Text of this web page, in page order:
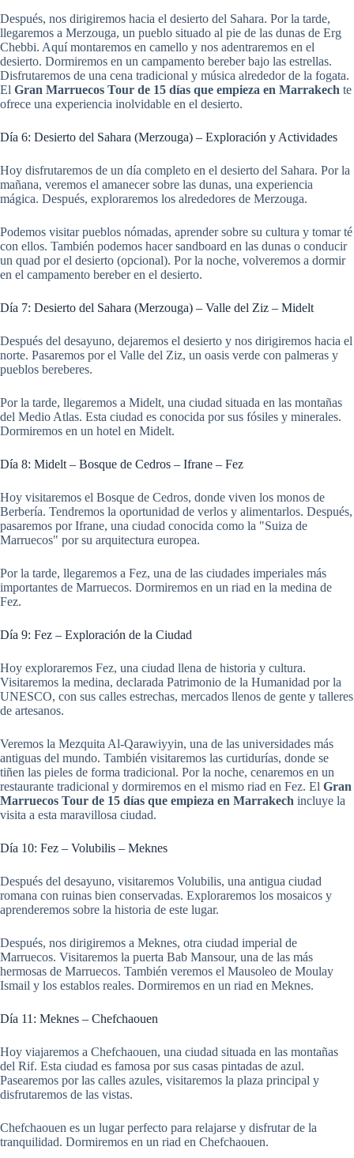
Después, nos dirigiremos hacia el desierto del Sahara. Por la tarde,
llegaremos a Merzouga, un pueblo situado al pie de las dunas de Erg
Chebbi. Aquí montaremos en camello y nos adentraremos en el
desierto. Dormiremos en un campamento bereber bajo las estrellas.
Disfrutaremos de una cena tradicional y música alrededor de la fogata.
El Gran Marruecos Tour de 15 días que empieza en Marrakech te
ofrece una experiencia inolvidable en el desierto.
Día 6: Desierto del Sahara (Merzouga) – Exploración y Actividades
Hoy disfrutaremos de un día completo en el desierto del Sahara. Por la
mañana, veremos el amanecer sobre las dunas, una experiencia
mágica. Después, exploraremos los alrededores de Merzouga.
Podemos visitar pueblos nómadas, aprender sobre su cultura y tomar té
con ellos. También podemos hacer sandboard en las dunas o conducir
un quad por el desierto (opcional). Por la noche, volveremos a dormir
en el campamento bereber en el desierto.
Día 7: Desierto del Sahara (Merzouga) – Valle del Ziz – Midelt
Después del desayuno, dejaremos el desierto y nos dirigiremos hacia el
norte. Pasaremos por el Valle del Ziz, un oasis verde con palmeras y
pueblos bereberes.
Por la tarde, llegaremos a Midelt, una ciudad situada en las montañas
del Medio Atlas. Esta ciudad es conocida por sus fósiles y minerales.
Dormiremos en un hotel en Midelt.
Día 8: Midelt – Bosque de Cedros – Ifrane – Fez
Hoy visitaremos el Bosque de Cedros, donde viven los monos de
Berbería. Tendremos la oportunidad de verlos y alimentarlos. Después,
pasaremos por Ifrane, una ciudad conocida como la "Suiza de
Marruecos" por su arquitectura europea.
Por la tarde, llegaremos a Fez, una de las ciudades imperiales más
importantes de Marruecos. Dormiremos en un riad en la medina de
Fez.
Día 9: Fez – Exploración de la Ciudad
Hoy exploraremos Fez, una ciudad llena de historia y cultura.
Visitaremos la medina, declarada Patrimonio de la Humanidad por la
UNESCO, con sus calles estrechas, mercados llenos de gente y talleres
de artesanos.
Veremos la Mezquita Al-Qarawiyyin, una de las universidades más
antiguas del mundo. También visitaremos las curtidurías, donde se
tiñen las pieles de forma tradicional. Por la noche, cenaremos en un
restaurante tradicional y dormiremos en el mismo riad en Fez. El Gran
Marruecos Tour de 15 días que empieza en Marrakech incluye la
visita a esta maravillosa ciudad.
Día 10: Fez – Volubilis – Meknes
Después del desayuno, visitaremos Volubilis, una antigua ciudad
romana con ruinas bien conservadas. Exploraremos los mosaicos y
aprenderemos sobre la historia de este lugar.
Después, nos dirigiremos a Meknes, otra ciudad imperial de
Marruecos. Visitaremos la puerta Bab Mansour, una de las más
hermosas de Marruecos. También veremos el Mausoleo de Moulay
Ismail y los establos reales. Dormiremos en un riad en Meknes.
Día 11: Meknes – Chefchaouen
Hoy viajaremos a Chefchaouen, una ciudad situada en las montañas
del Rif. Esta ciudad es famosa por sus casas pintadas de azul.
Pasearemos por las calles azules, visitaremos la plaza principal y
disfrutaremos de las vistas.
Chefchaouen es un lugar perfecto para relajarse y disfrutar de la
tranquilidad. Dormiremos en un riad en Chefchaouen.